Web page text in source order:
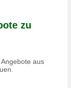
zu
aus